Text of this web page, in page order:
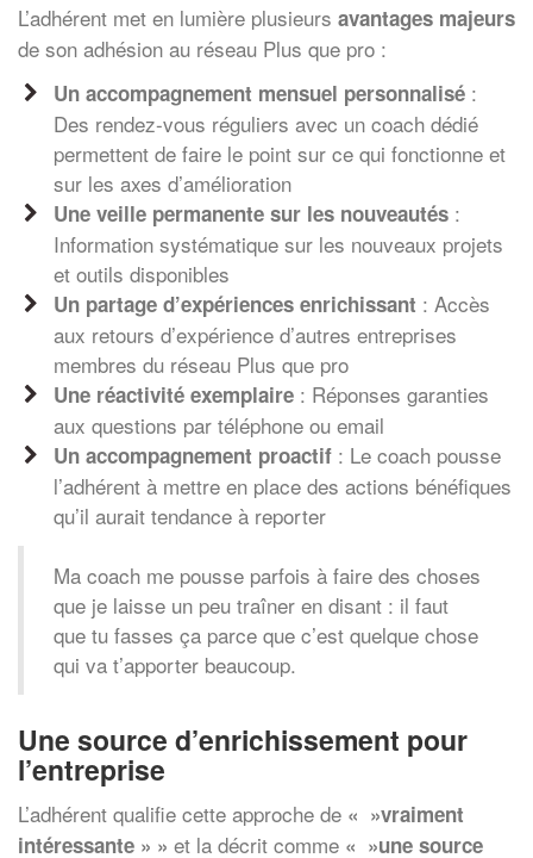
L’adhérent met en lumière plusieurs avantages majeurs
de son adhésion au réseau Plus que pro :
Un accompagnement mensuel personnalisé :
Des rendez-vous réguliers avec un coach dédié
permettent de faire le point sur ce qui fonctionne et
sur les axes d’amélioration
Une veille permanente sur les nouveautés :
Information systématique sur les nouveaux projets
et outils disponibles
Un partage d’expériences enrichissant : Accès
aux retours d’expérience d’autres entreprises
membres du réseau Plus que pro
Une réactivité exemplaire : Réponses garanties
aux questions par téléphone ou email
Un accompagnement proactif : Le coach pousse
l’adhérent à mettre en place des actions bénéfiques
qu’il aurait tendance à reporter
Ma coach me pousse parfois à faire des choses
que je laisse un peu traîner en disant : il faut
que tu fasses ça parce que c’est quelque chose
qui va t’apporter beaucoup.
Une source d’enrichissement pour
l’entreprise
L’adhérent qualifie cette approche de « »vraiment
intéressante » » et la décrit comme « »une source